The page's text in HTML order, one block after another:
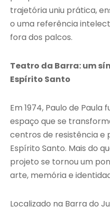
trajetória uniu prática,
o uma referência
fora dos palcos.
Teatro da Barra: um
Espírito Santo
Em 1974, Paulo de
espaço que se
centros de resistência e
Espírito Santo. Mais do
projeto se tornou um
arte, memória e
Localizado na Barra do